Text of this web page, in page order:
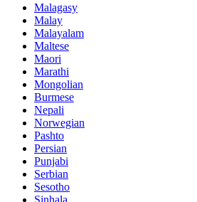
Malagasy
Malay
Malayalam
Maltese
Maori
Marathi
Mongolian
Burmese
Nepali
Norwegian
Pashto
Persian
Punjabi
Serbian
Sesotho